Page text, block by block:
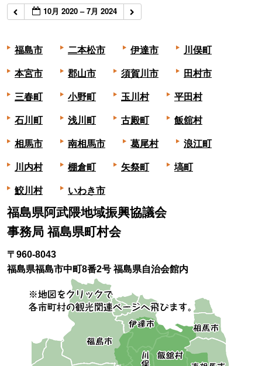
10月 2020 – 7月 2024
福島市 二本松市 伊達市 川俣町
本宮市 郡山市 須賀川市 田村市
三春町 小野町 玉川村 平田村
石川町 浅川町 古殿町 飯舘村
相馬市 南相馬市 葛尾村 浪江町
川内村 棚倉町 矢祭町 塙町
鮫川村 いわき市
福島県阿武隈地域振興協議会
事務局 福島県町村会
〒960-8043
福島県福島市中町8番2号 福島県自治会館内